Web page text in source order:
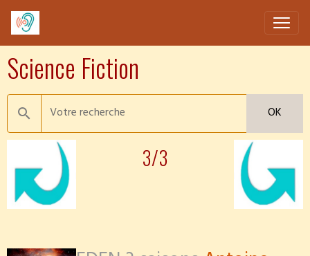
Science Fiction
OK
3/3